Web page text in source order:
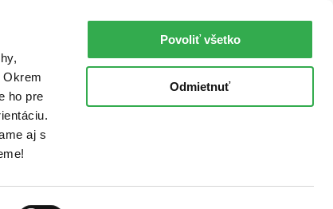
Okrem
ho pre
aj s
Povoliť všetko
Odmietnuť